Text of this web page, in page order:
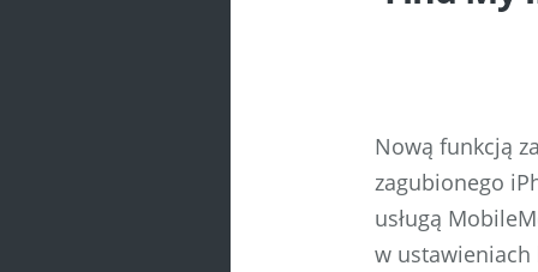
Nową funkcją
zagubionego
usługą
w ustawieniach